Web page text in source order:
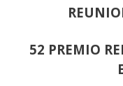
52 PREMIO